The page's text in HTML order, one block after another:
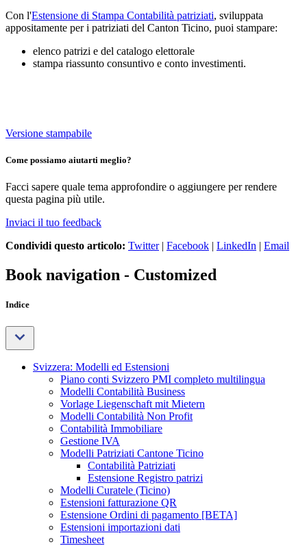
Con l'Estensione di Stampa Contabilità patriziati, sviluppata
appositamente per i patriziati del Canton Ticino, puoi stampare:
elenco patrizi e del catalogo elettorale
stampa riassunto consuntivo e conto investimenti.
Versione stampabile
Come possiamo aiutarti meglio?
Facci sapere quale tema approfondire o aggiungere per rendere
questa pagina più utile.
Inviaci il tuo feedback
Condividi questo articolo: Twitter| Facebook | LinkedIn | Email
Book navigation - Customized
Indice
Svizzera: Modelli ed Estensioni
Piano conti Svizzero PMI completo multilingua
Modelli Contabilità Business
Vorlage Liegenschaft mit Mietern
Modelli Contabilità Non Profit
Contabilità Immobiliare
Gestione IVA
Modelli Patriziati Cantone Ticino
Contabilità Patriziati
Estensione Registro patrizi
Modelli Curatele (Ticino)
Estensioni fatturazione QR
Estensione Ordini di pagamento [BETA]
Estensioni importazioni dati
Timesheet